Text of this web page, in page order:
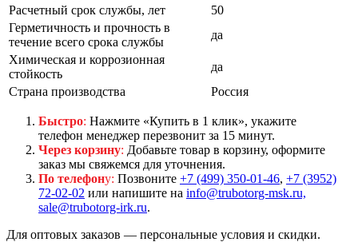
Расчетный срок службы, лет
50
Герметичность и прочность в
течение всего срока службы
да
Химическая и коррозионная
стойкость
да
Страна производства
Россия
Быстро: Нажмите «Купить в 1 клик», укажите
телефон менеджер перезвонит за 15 минут.
Через корзину: Добавьте товар в корзину, оформите
заказ мы свяжемся для уточнения.
По телефону: Позвоните +7 (499) 350-01-46, +7 (3952)
72-02-02 или напишите на info@trubotorg-msk.ru,
sale@trubotorg-irk.ru.
Для оптовых заказов — персональные условия и скидки.